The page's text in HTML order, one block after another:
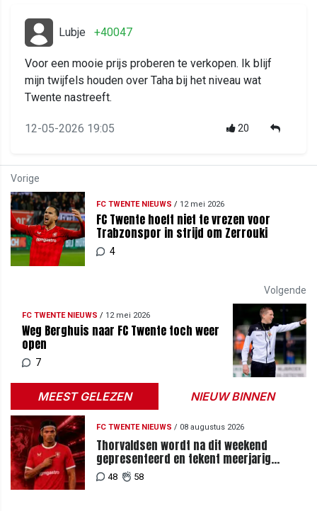
Lubje +40047
Voor een mooie prijs proberen te verkopen. Ik blijf
mijn twijfels houden over Taha bij het niveau wat
Twente nastreeft.
12-05-2026 19:05 20
Vorige
FC TWENTE NIEUWS / 12 mei 2026
FC Twente hoeft niet te vrezen voor
Trabzonspor in strijd om Zerrouki
4
Volgende
FC TWENTE NIEUWS / 12 mei 2026
Weg Berghuis naar FC Twente toch weer
open
7
MEEST GELEZEN NIEUW BINNEN
FC TWENTE NIEUWS / 08 augustus 2026
Thorvaldsen wordt na dit weekend
gepresenteerd en tekent meerjarig
contract bij FC Twente
48 58